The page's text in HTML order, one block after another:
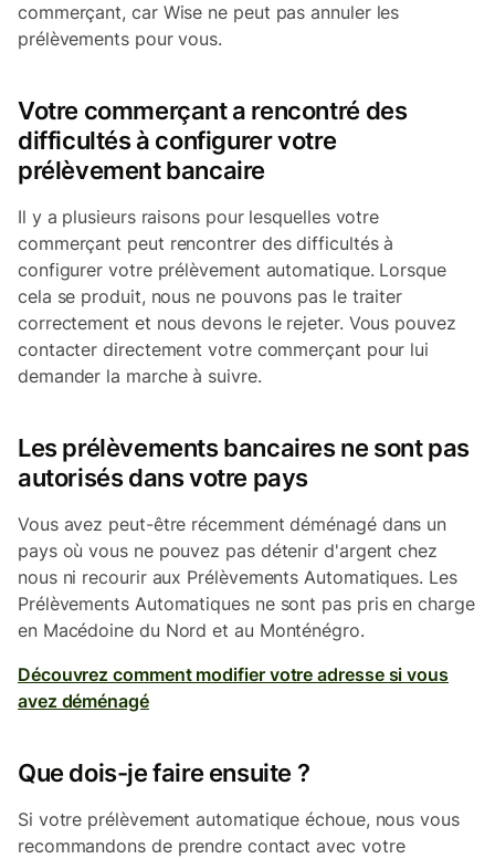
commerçant, car Wise ne peut pas annuler les
prélèvements pour vous.
Votre commerçant a rencontré des
difficultés à configurer votre
prélèvement bancaire
Il y a plusieurs raisons pour lesquelles votre
commerçant peut rencontrer des difficultés à
configurer votre prélèvement automatique. Lorsque
cela se produit, nous ne pouvons pas le traiter
correctement et nous devons le rejeter. Vous pouvez
contacter directement votre commerçant pour lui
demander la marche à suivre.
Les prélèvements bancaires ne sont pas
autorisés dans votre pays
Vous avez peut-être récemment déménagé dans un
pays où vous ne pouvez pas détenir d'argent chez
nous ni recourir aux Prélèvements Automatiques. Les
Prélèvements Automatiques ne sont pas pris en charge
en Macédoine du Nord et au Monténégro.
Découvrez comment modifier votre adresse si vous
avez déménagé
Que dois-je faire ensuite ?
Si votre prélèvement automatique échoue, nous vous
recommandons de prendre contact avec votre